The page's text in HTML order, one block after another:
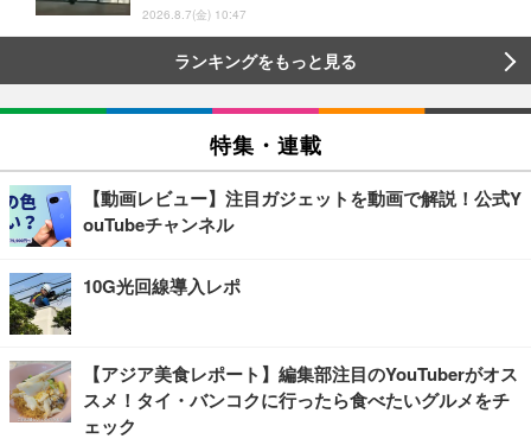
2026.8.7(金) 10:47
ランキングをもっと見る
特集・連載
【動画レビュー】注目ガジェットを動画で解説！公式Y
ouTubeチャンネル
10G光回線導入レポ
【アジア美食レポート】編集部注目のYouTuberがオス
スメ！タイ・バンコクに行ったら食べたいグルメをチ
ェック